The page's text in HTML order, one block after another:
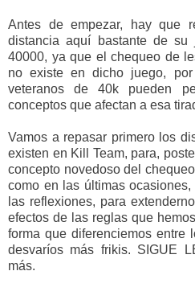
Antes de empezar, hay que
distancia aquí bastante de su
40000, ya que el chequeo de
no existe en dicho juego,
veteranos de 40k pueden
conceptos que afectan a esa
Vamos a repasar primero los
existen en Kill Team, para,
concepto novedoso del
como en las últimas
las reflexiones, para
efectos de las reglas que
forma que diferenciemos entre
desvaríos más frikis. SIGUE
más.